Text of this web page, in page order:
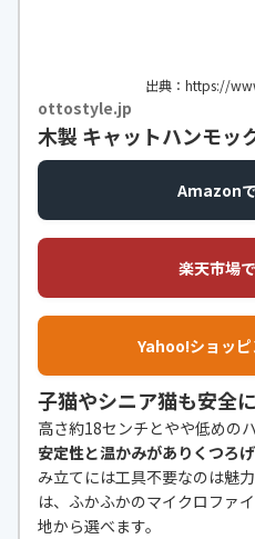
出典：https://
ottostyle.jp
木製 キャットハンモッ
Amazon
楽天市場
Yahoo!ショッ
子猫やシニア猫も安全
高さ約18センチとやや低めの
安定性と温かみがありくつろ
み立てには工具不要なのは魅
は、ふかふかのマイクロファ
地から選べます。